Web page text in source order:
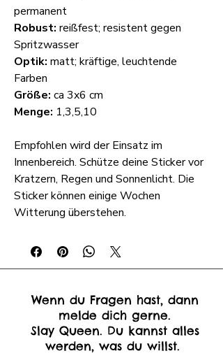
permanent
Robust: reißfest; resistent gegen
Spritzwasser
Optik: matt; kräftige, leuchtende
Farben
Größe: ca 3x6 cm
Menge: 1,3,5,10
Empfohlen wird der Einsatz im
Innenbereich. Schütze deine Sticker vor
Kratzern, Regen und Sonnenlicht. Die
Sticker können einige Wochen
Witterung überstehen.
Wenn du Fragen hast, dann
melde dich gerne.
Slay Queen. Du kannst alles
werden, was du willst.